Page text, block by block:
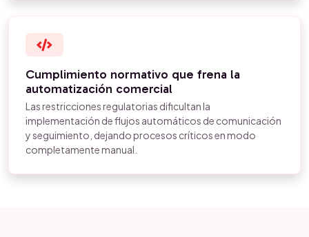
Cumplimiento normativo que frena la
automatización comercial
Las restricciones regulatorias dificultan la
implementación de flujos automáticos de comunicación
y seguimiento, dejando procesos críticos en modo
completamente manual.